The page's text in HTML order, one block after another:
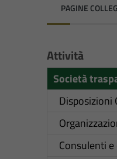
PAGINE
Attività
Società
Disposizioni
Consulenti